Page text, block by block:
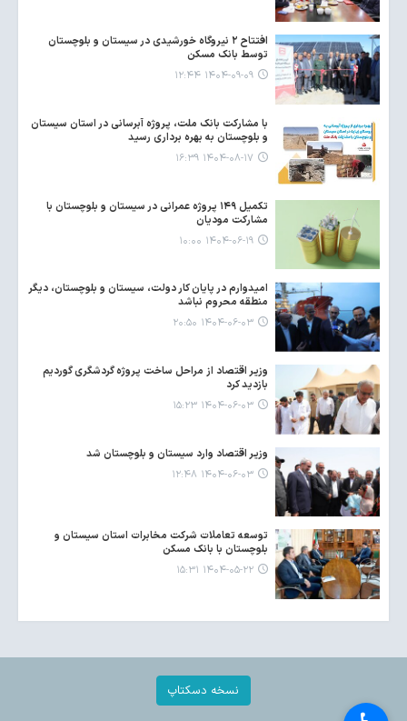
افتتاح ۲ نیروگاه خورشیدی در سیستان و بلوچستان
توسط بانک مسکن
۱۴۰۴-۰۹-۰۹ ۱۲:۴۴
با مشارکت بانک ملت، پروژه آبرسانی در استان سیستان
و بلوچستان به بهره برداری رسید
۱۴۰۴-۰۸-۱۷ ۱۶:۳۹
تکمیل ۱۴۹ پروژه عمرانی در سیستان و بلوچستان با
مشارکت مودیان
۱۴۰۴-۰۶-۱۹ ۱۰:۰۰
امیدوارم در پایان کار دولت، سیستان و بلوچستان، دیگر
منطقه محروم نباشد
۱۴۰۴-۰۶-۰۳ ۲۰:۵۰
وزیر اقتصاد از مراحل ساخت پروژه گردشگری گوردیم
بازدید کرد
۱۴۰۴-۰۶-۰۳ ۱۵:۲۳
وزیر اقتصاد وارد سیستان و بلوچستان شد
۱۴۰۴-۰۶-۰۳ ۱۲:۴۸
توسعه تعاملات شرکت مخابرات استان سیستان و
بلوچستان با بانک مسکن
۱۴۰۴-۰۵-۲۲ ۱۵:۳۱
نسخه دسکتاپ